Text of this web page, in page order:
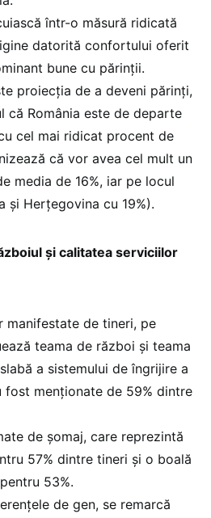
într-o măsură ridicată
datorită confortului oferit
bune cu părinții.
proiecția de a deveni părinți,
că România este de departe
cel mai ridicat procent de
că vor avea cel mult un
media de 16%, iar pe locul
și Herțegovina cu 19%).
și calitatea serviciilor
manifestate de tineri, pe
teama de război și teama
a sistemului de îngrijire a
fost menționate de 59% dintre
de șomaj, care reprezintă
57% dintre tineri și o boală
53%.
de gen, se remarcă